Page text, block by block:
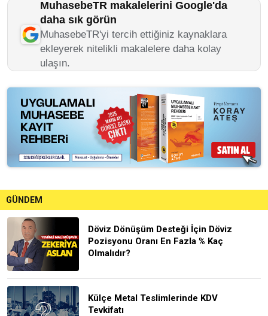
MuhasebeTR makalelerini Google'da
daha sık görün
MuhasebeTR'yi tercih ettiğiniz kaynaklara
ekleyerek nitelikli makalelere daha kolay
ulaşın.
GÜNDEM
Döviz Dönüşüm Desteği İçin Döviz
Pozisyonu Oranı En Fazla % Kaç
Olmalıdır?
Külçe Metal Teslimlerinde KDV
Tevkifatı